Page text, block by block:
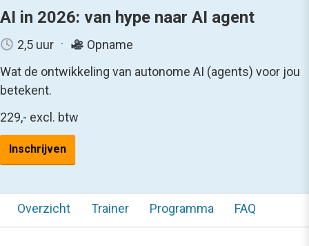
AI in 2026: van hype naar AI agent
2,5 uur
Opname
Wat de ontwikkeling van autonome AI (agents) voor jou
betekent.
229,- excl. btw
Inschrijven
Overzicht Trainer Programma FAQ